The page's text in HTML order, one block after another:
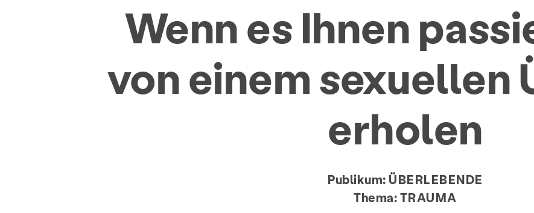
Wenn es Ihnen
von einem sexuellen
erholen
Publikum:ÜBERLEBENDE
Thema: TRAUMA